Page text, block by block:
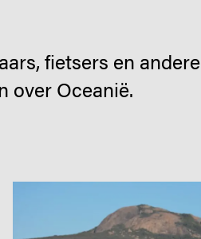
fietsers en andere
over Oceanië.